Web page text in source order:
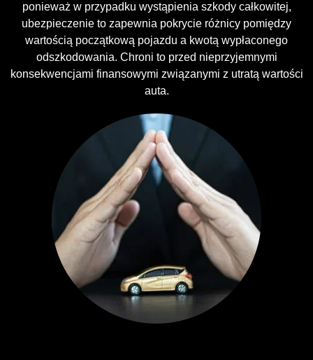
ponieważ w przypadku wystąpienia szkody całkowitej,
ubezpieczenie to zapewnia pokrycie różnicy pomiędzy
wartością początkową pojazdu a kwotą wypłaconego
odszkodowania. Chroni to przed nieprzyjemnymi
konsekwencjami finansowymi związanymi z utratą wartości
auta.